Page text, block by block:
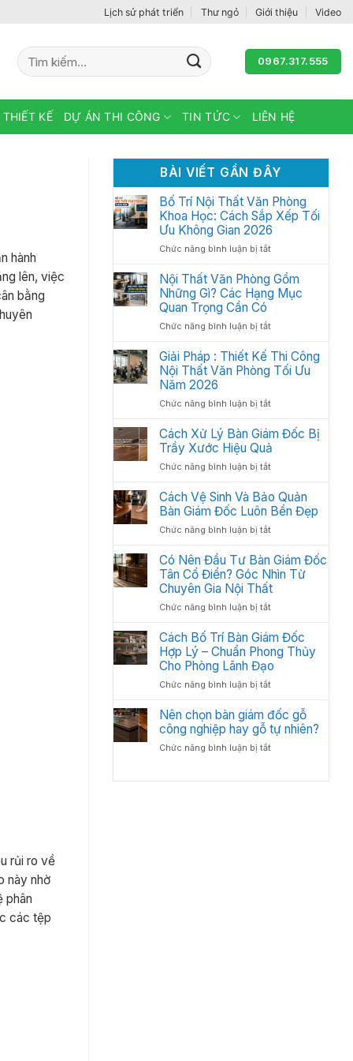
Lịch sử phát triển Thư ngỏ Giới thiệu Video
Tìm
kiếm:
0967.317.555
KẾ DỰ ÁN THI CÔNG TIN TỨC LIÊN HỆ
hành
lên, việc
bằng
rủi ro về
này nhờ
phân
các tệp
BÀI VIẾT GẦN ĐÂY
Bố Trí Nội Thất Văn Phòng
Khoa Học: Cách Sắp Xếp Tối
Ưu Không Gian 2026
Chức năng bình luận bị tắtở
Trí
Nội
Thất
Phòng
Học:
Cách
Tối
Không
Gian
2026
Nội Thất Văn Phòng Gồm
Những Gì? Các Hạng Mục
Quan Trọng Cần Có
Chức năng bình luận bị tắtở
Thất
Văn
Phòng
Những
Các
Hạng
Quan
Cần
Có
Giải Pháp : Thiết Kế Thi Công
Nội Thất Văn Phòng Tối Ưu
Năm 2026
Chức năng bình luận bị tắtở
Pháp
Kế
Công
Nội
Tối
Ưu
Năm
2026
Cách Xử Lý Bàn Giám Đốc Bị
Trầy Xước Hiệu Quả
Chức năng bình luận bị tắtở
Xử
Lý
Bàn
Giám
Bị
Trầy
Xước
Quả
Cách Vệ Sinh Và Bảo Quản
Bàn Giám Đốc Luôn Bền Đẹp
Chức năng bình luận bị tắtở
Vệ
Sinh
Và
Bảo
Quản
Giám
Đốc
Luôn
Đẹp
Có Nên Đầu Tư Bàn Giám Đốc
Tân Cổ Điển? Góc Nhìn Từ
Chuyên Gia Nội Thất
Chức năng bình luận bị tắtở
Nên
Đầu
Tư
Bàn
Giám
Tân
Cổ
Góc
Từ
Cách Bố Trí Bàn Giám Đốc
Hợp Lý – Chuẩn Phong Thủy
Cho Phòng Lãnh Đạo
Chức năng bình luận bị tắtở
Bố
Trí
Bàn
Giám
Nên chọn bàn giám đốc gỗ
công nghiệp hay gỗ tự nhiên?
Chức năng bình luận bị tắtở